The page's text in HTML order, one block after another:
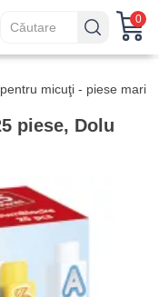
0
micuţi - piese mari
piese, Dolu